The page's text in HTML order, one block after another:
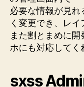
必要な情報が見
く変更でき、レイ
また割とまめに
ホにも対応してく
sxss